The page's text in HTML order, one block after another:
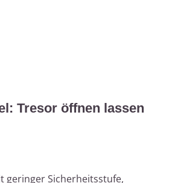
Tresor öffnen lassen
geringer Sicherheitsstufe,